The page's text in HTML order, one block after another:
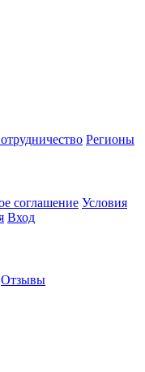
Регионы
соглашение Условия
Вход
Отзывы